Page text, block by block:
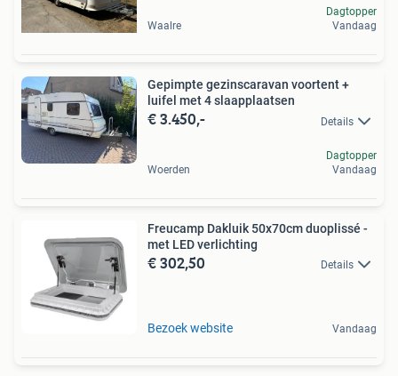
Waalre
Dagtopper
Vandaag
Gepimpte gezinscaravan voortent +
luifel met 4 slaapplaatsen
€ 3.450,- Details
Woerden
Dagtopper
Vandaag
Freucamp Dakluik 50x70cm duoplissé -
met LED verlichting
€ 302,50 Details
Bezoek website Vandaag